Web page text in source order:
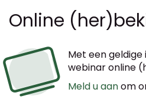
Online
Met een geldige
webinar online
Meld u aanom